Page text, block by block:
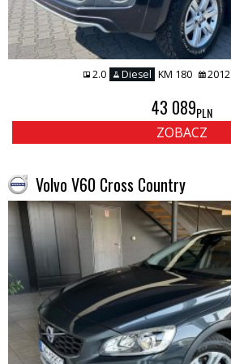
2.0 Diesel KM 180 2012
43 089PLN
ZOBACZ
Volvo V60 Cross Country